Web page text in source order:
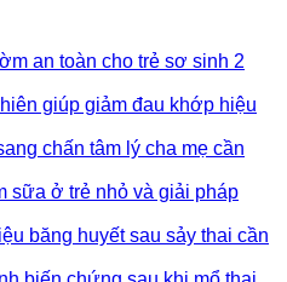
an toàn cho trẻ sơ sinh 2
giúp giảm đau khớp hiệu
chấn tâm lý cha mẹ cần
sữa ở trẻ nhỏ và giải pháp
băng huyết sau sảy thai cần